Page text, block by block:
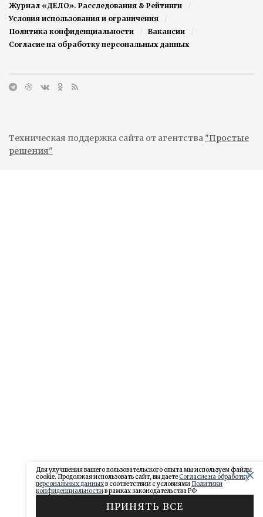
Журнал «ДЕЛО». Расследования & Рейтинги
Условия использования и ограничения
Политика конфиденциальности
Вакансии
Согласие на обработку персональных данных
Техническая поддержка сайта от агентства "Простые
решения"
Для улучшения вашего пользовательского опыта мы используем файлы
cookie. Продолжая использовать сайт, вы даетеСогласие на обработку
персональных данныхв соответствии с условиями Политики
конфиденциальностив рамках законодательства РФ
ПРИНЯТЬ ВСЕ